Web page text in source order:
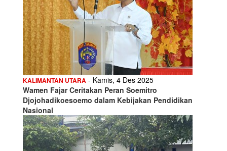
KALIMANTAN UTARA - Kamis, 4 Des 2025
Wamen Fajar Ceritakan Peran Soemitro
Djojohadikoesoemo dalam Kebijakan Pendidikan
Nasional